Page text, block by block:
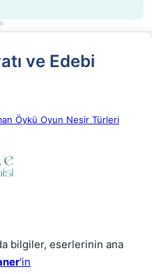
ve Edebi
Öykü Oyun Nesir Türleri
bilgiler, eserlerinin ana
'in